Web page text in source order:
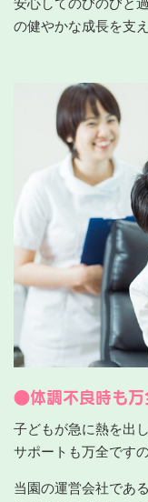
の健やかな成長を支え
●体調不良時も万
子どもが急に熱を出
サポートも万全です
当園の運営会社であ